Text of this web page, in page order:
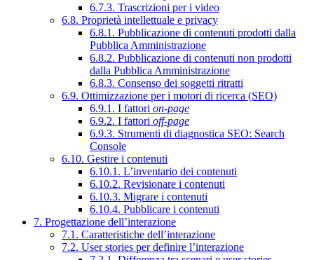
6.7.3. Trascrizioni per i video
6.8. Proprietà intellettuale e privacy
6.8.1. Pubblicazione di contenuti prodotti dalla
Pubblica Amministrazione
6.8.2. Pubblicazione di contenuti non prodotti
dalla Pubblica Amministrazione
6.8.3. Consenso dei soggetti ritratti
6.9. Ottimizzazione per i motori di ricerca (SEO)
6.9.1. I fattori on-page
6.9.2. I fattori off-page
6.9.3. Strumenti di diagnostica SEO: Search
Console
6.10. Gestire i contenuti
6.10.1. L’inventario dei contenuti
6.10.2. Revisionare i contenuti
6.10.3. Migrare i contenuti
6.10.4. Pubblicare i contenuti
7. Progettazione dell’interazione
7.1. Caratteristiche dell’interazione
7.2. User stories per definire l’interazione